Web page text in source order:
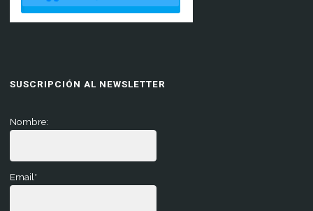
SUSCRIPCIÓN AL NEWSLETTER
Nombre:
Email*